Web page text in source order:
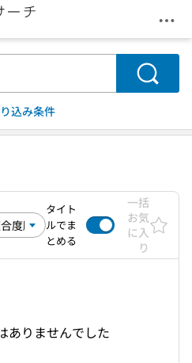
メ
検索
込み条件
タイト
ルでま
とめる
一括
お気
に入
り
ありませんでした